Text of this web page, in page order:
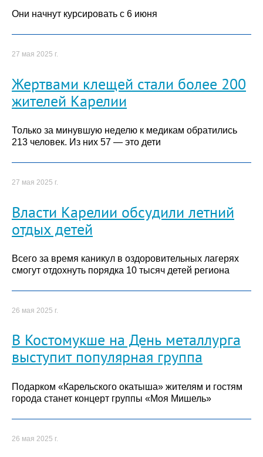
Они начнут курсировать с 6 июня
27 мая 2025 г.
Жертвами клещей стали более 200
жителей Карелии
Только за минувшую неделю к медикам обратились
213 человек. Из них 57 — это дети
27 мая 2025 г.
Власти Карелии обсудили летний
отдых детей
Всего за время каникул в оздоровительных лагерях
смогут отдохнуть порядка 10 тысяч детей региона
26 мая 2025 г.
В Костомукше на День металлурга
выступит популярная группа
Подарком «Карельского окатыша» жителям и гостям
города станет концерт группы «Моя Мишель»
26 мая 2025 г.